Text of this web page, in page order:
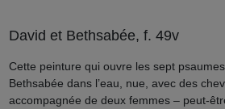
David et Bethsabée, f. 49v
Cette peinture qui ouvre les sept
Bethsabée dans l’eau, nue, avec des
accompagnée de deux femmes – peut-